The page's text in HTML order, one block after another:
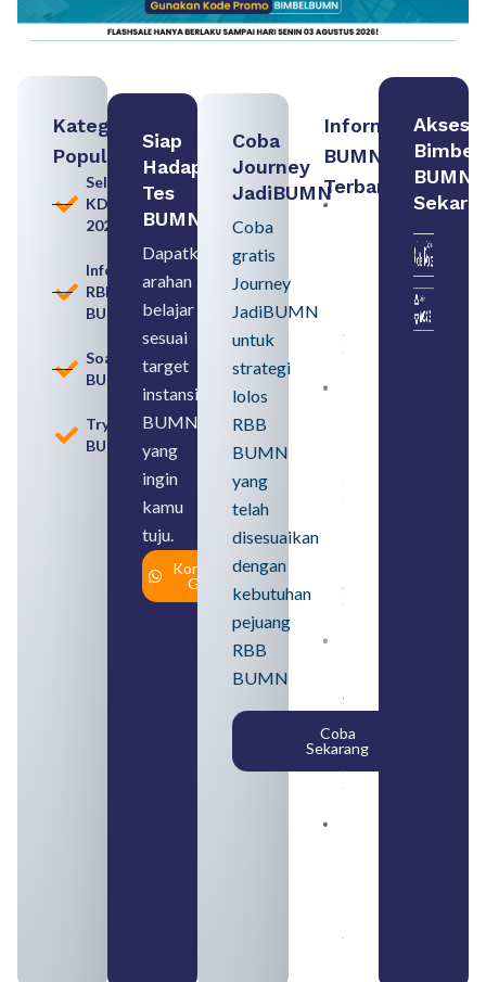
Kategori
Populer
Seleksi
KDKMP
2026
Informasi
RBB
BUMN
Soal
BUMN
Tryout
BUMN
Siap
Hadapi
Tes
BUMN
Dapatkan
arahan
belajar
sesuai
target
instansi
BUMN
yang
ingin
kamu
tuju.
Konsultasi
Gratis
Coba
Journey
JadiBUMN
Coba
gratis
Journey
JadiBUMN
untuk
strategi
lolos
RBB
BUMN
yang
telah
disesuaikan
dengan
kebutuhan
pejuang
RBB
BUMN
Coba
Sekarang
Informasi
BUMN
Terbaru:
Pengertian,
Perbedaan,
serta Jenis
August 6,
2026
SMA
Syarat,
August 5,
2026
yang
Tergabung
dalam
Himbara
August 4,
2026
August 3, 2026
Akses
Bimbel
BUMN